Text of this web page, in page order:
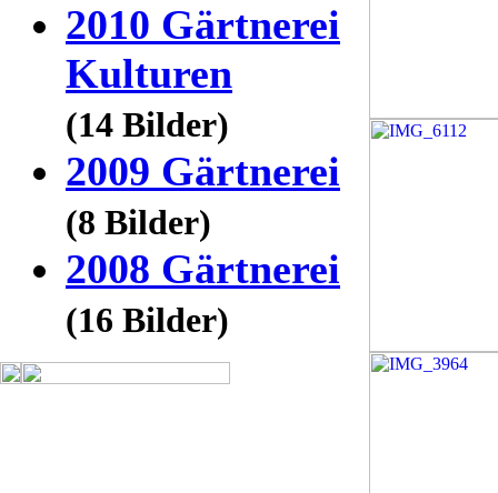
2010 Gärtnerei
Kulturen
(14 Bilder)
2009 Gärtnerei
(8 Bilder)
2008 Gärtnerei
(16 Bilder)